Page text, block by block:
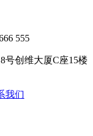
555
号创维大厦C座15楼
我们